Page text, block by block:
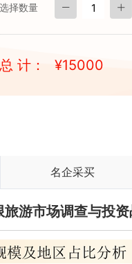
选择数量
总 计： ¥15000
名企采买
游市场调查与投资